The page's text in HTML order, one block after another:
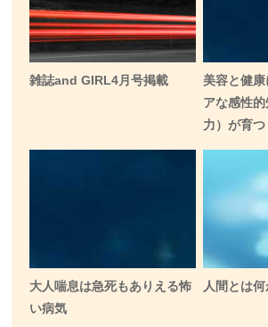
雑誌and GIRL4月号掲載
美容と健
アな感性
力）が育つ
大人喘息は急死もありえる怖
い病気
人間とは何